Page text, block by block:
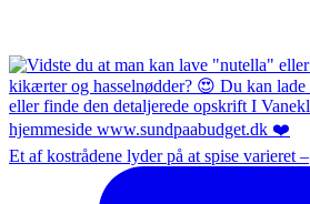
Et af kostrådene lyder på at spise varieret –